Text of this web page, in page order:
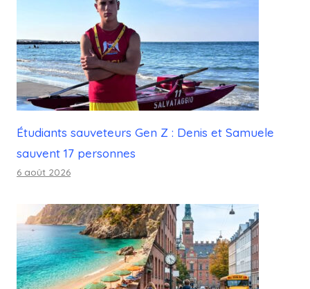
Étudiants sauveteurs Gen Z : Denis et Samuele
sauvent 17 personnes
6 août 2026